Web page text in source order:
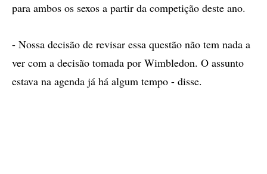
para ambos os sexos a partir da competição deste ano.
- Nossa decisão de revisar essa questão não tem nada a
ver com a decisão tomada por Wimbledon. O assunto
estava na agenda já há algum tempo - disse.